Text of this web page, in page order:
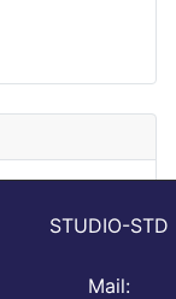
STUDIO-STD
Mail: